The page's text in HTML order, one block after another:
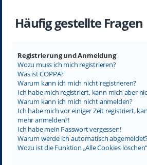
Häufig gestellte Fragen
Registrierung und Anmeldung
Wozu muss ich mich registrieren?
Was ist COPPA?
Warum kann ich mich nicht registrieren?
Ich habe mich registriert, kann mich aber
Warum kann ich mich nicht anmelden?
Ich habe mich vor einiger Zeit registriert,
mehr anmelden?!
Ich habe mein Passwort vergessen!
Warum werde ich automatisch
Wozu ist die Funktion „Alle Cookies